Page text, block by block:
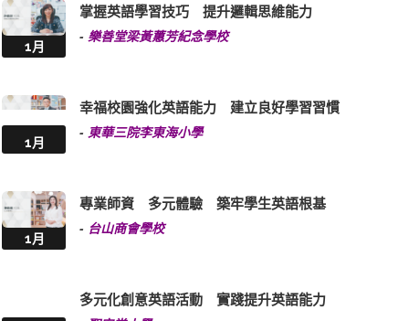
1月
掌握英語學習技巧 提升邏輯思維能力
- 樂善堂梁黃蕙芳紀念學校
1月
幸福校園強化英語能力 建立良好學習習慣
- 東華三院李東海小學
1月
專業師資 多元體驗 築牢學生英語根基
- 台山商會學校
多元化創意英語活動 實踐提升英語能力